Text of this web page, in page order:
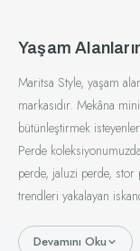
Yaşam
Maritsa Style, yaşam
markasıdır. Mekâna
bütünleştirmek
Perde
perde, jaluzi perde, stor
trendleri yakalayan
Devamını Oku